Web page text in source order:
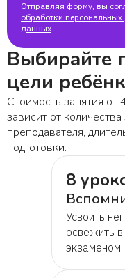
Отправляя форму, вы
обработки
данных
Выбирайте
цели
Стоимость занятия
зависит от
преподавателя,
подготовки.
8
Усвоить
освежить
экзаменом